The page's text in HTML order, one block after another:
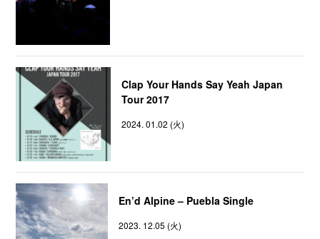
Clap Your Hands Say Yeah Japan
Tour 2017
2024. 01.02 (火)
En’d Alpine – Puebla Single
2023. 12.05 (火)